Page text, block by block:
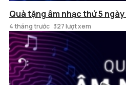
Quà tặng âm nhạc thứ 5
4 tháng trước 327 lượt xem